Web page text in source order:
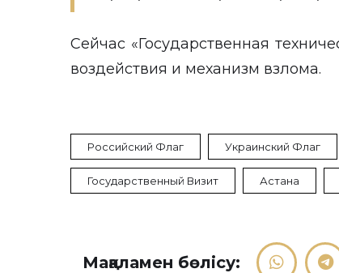
Сейчас «Государственная
воздействия и механизм взлома.
Российский Флаг Украинский Флаг
Государственный Визит Астана
Мақаламен бөлісу: